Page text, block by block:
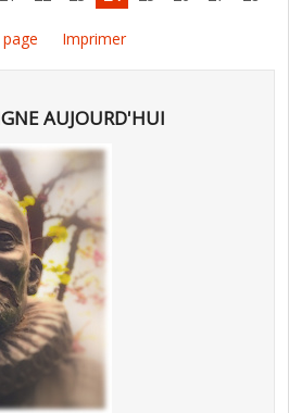
Imprimer
AUJOURD'HUI